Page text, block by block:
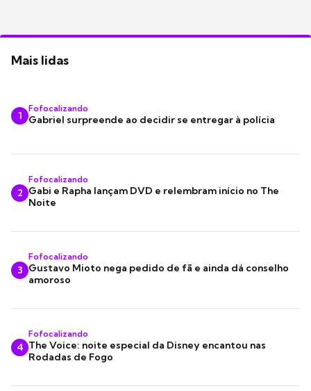
Mais lidas
1
Fofocalizando
Gabriel surpreende ao decidir se entregar à polícia
2
Fofocalizando
Gabi e Rapha lançam DVD e relembram início no The
Noite
3
Fofocalizando
Gustavo Mioto nega pedido de fã e ainda dá conselho
amoroso
4
Fofocalizando
The Voice: noite especial da Disney encantou nas
Rodadas de Fogo